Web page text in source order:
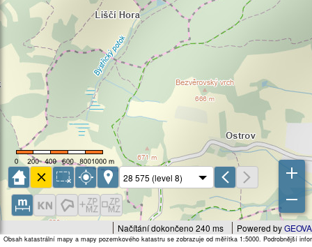
Powered by
Načítání dokončeno 240 ms
Obsah katastrální mapy a mapy pozemkového katastru se zobrazuje od měřítka 1:5000. Podrobnější